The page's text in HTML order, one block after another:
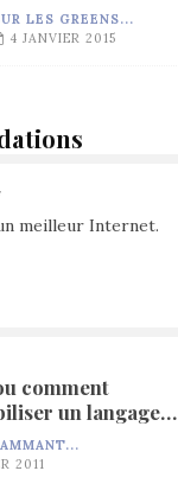
LES GREENS...
4 JANVIER 2015
comment
un langage…
2011